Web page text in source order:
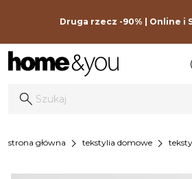
Druga rzecz -90% | Online i
strona główna chevron_right tekstylia domowe chevron_right